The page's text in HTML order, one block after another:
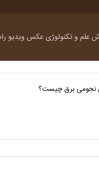
علم و تکنولوژی عکس ویدیو
نجومی برق چیست؟